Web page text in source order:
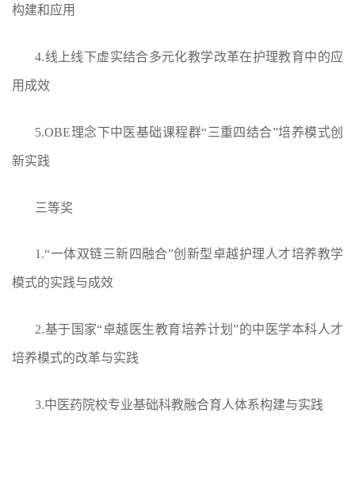
构建和应用
4.线上线下虚实结合多元化教学改革在护理教育中的应
用成效
5.OBE理念下中医基础课程群“三重四结合”培养模式创
新实践
三等奖
1.“一体双链三新四融合”创新型卓越护理人才培养教学
模式的实践与成效
2.基于国家“卓越医生教育培养计划”的中医学本科人才
培养模式的改革与实践
3.中医药院校专业基础科教融合育人体系构建与实践